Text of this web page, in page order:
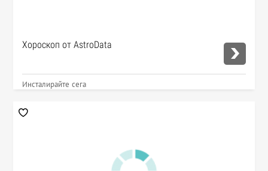
Хороскоп от AstroData
Инсталирайте сега